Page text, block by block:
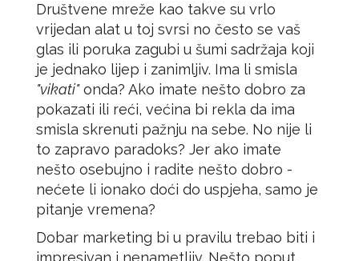
Društvene mreže kao takve su vrlo
vrijedan alat u toj svrsi no često se vaš
glas ili poruka zagubi u šumi sadržaja koji
je jednako lijep i zanimljiv. Ima li smisla
"vikati"onda? Ako imate nešto dobro za
pokazati ili reći, većina bi rekla da ima
smisla skrenuti pažnju na sebe. No nije li
to zapravo paradoks? Jer ako imate
nešto osebujno i radite nešto dobro -
nećete li ionako doći do uspjeha, samo je
pitanje vremena?
Dobar marketing bi u pravilu trebao biti i
impresivan i nenametljiv. Nešto poput